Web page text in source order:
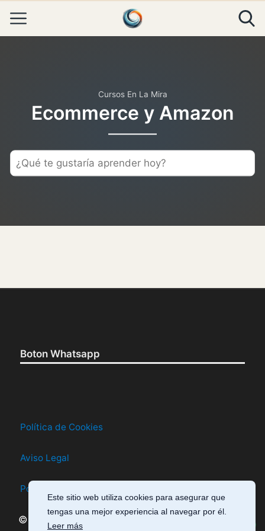
Cursos En La Mira
Ecommerce y Amazon
Boton Whatsapp
Política de Cookies
Aviso Legal
Política de Privacidad
© 2026 Cursos En La Mira · Todos los derechos
Este sitio web utiliza cookies para asegurar que
tengas una mejor experiencia al navegar por él.
Leer más